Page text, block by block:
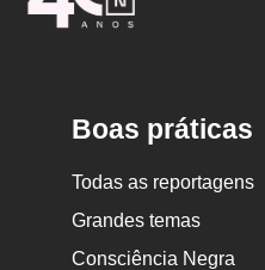
Boas práticas
Todas as reportagens
Grandes temas
Consciência Negra